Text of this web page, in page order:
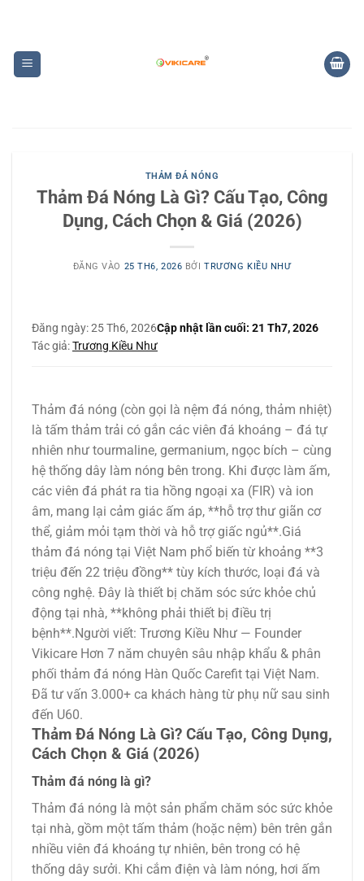
nội
dung
THẢM ĐÁ NÓNG
Thảm Đá Nóng Là Gì? Cấu Tạo, Công
Dụng, Cách Chọn & Giá (2026)
ĐĂNG VÀO 25 TH6, 2026 BỞITRƯƠNG KIỀU NHƯ
Đăng ngày:25 Th6, 2026Cập nhật lần cuối: 21 Th7, 2026
Tác giả:Trương Kiều Như
Thảm đá nóng (còn gọi là nệm đá nóng, thảm nhiệt)
là tấm thảm trải có gắn các viên đá khoáng – đá tự
nhiên như tourmaline, germanium, ngọc bích – cùng
hệ thống dây làm nóng bên trong. Khi được làm ấm,
các viên đá phát ra tia hồng ngoại xa (FIR) và ion
âm, mang lại cảm giác ấm áp, **hỗ trợ thư giãn cơ
thể, giảm mỏi tạm thời và hỗ trợ giấc ngủ**.Giá
thảm đá nóng tại Việt Nam phổ biến từ khoảng **3
triệu đến 22 triệu đồng** tùy kích thước, loại đá và
công nghệ. Đây là thiết bị chăm sóc sức khỏe chủ
động tại nhà, **không phải thiết bị điều trị
bệnh**.Người viết: Trương Kiều Như — Founder
Vikicare Hơn 7 năm chuyên sâu nhập khẩu & phân
phối thảm đá nóng Hàn Quốc Carefit tại Việt Nam.
Đã tư vấn 3.000+ ca khách hàng từ phụ nữ sau sinh
đến U60.
Thảm Đá Nóng Là Gì? Cấu Tạo, Công Dụng,
Cách Chọn & Giá (2026)
Thảm đá nóng là gì?
Thảm đá nóng là một sản phẩm chăm sóc sức khỏe
tại nhà, gồm một tấm thảm (hoặc nệm) bên trên gắn
nhiều viên đá khoáng tự nhiên, bên trong có hệ
thống dây sưởi. Khi cắm điện và làm nóng, hơi ấm